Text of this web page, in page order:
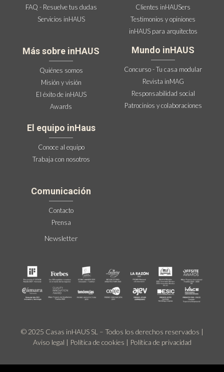
FAQ - Resuelve tus dudas
Servicios inHAUS
Más sobre inHAUS
Quiénes somos
Misión y visión
El éxito de inHAUS
Awards
Clientes inHAUSers
Testimonios y opiniones
inHAUS para arquitectos
Mundo inHAUS
Concurso - Tu casa modular
Revista inMAG
Responsabilidad social
Patrocinios y colaboraciones
El equipo inHaus
Conoce al equipo
Trabaja con nosotros
Comunicación
Contacto
Prensa
Newsletter
© 2025 Casas inHAUS SL – Todos los derechos reservados |
Aviso legal | Política de cookies | Política de privacidad